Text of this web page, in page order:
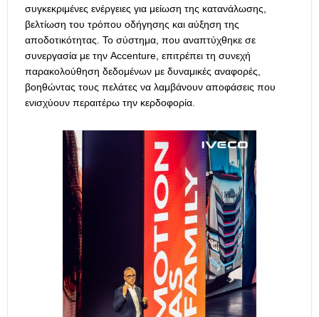
συγκεκριμένες ενέργειες για μείωση της κατανάλωσης,
βελτίωση του τρόπου οδήγησης και αύξηση της
αποδοτικότητας. Το σύστημα, που αναπτύχθηκε σε
συνεργασία με την Accenture, επιτρέπει τη συνεχή
παρακολούθηση δεδομένων με δυναμικές αναφορές,
βοηθώντας τους πελάτες να λαμβάνουν αποφάσεις που
ενισχύουν περαιτέρω την κερδοφορία.